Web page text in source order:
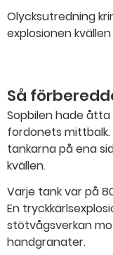
Olycksutredning
explosionen
Så
Sopbilen hade
fordonets
tankarna på ena
kvällen.
Varje tank var på
En
stötvågsverkan
handgranater.